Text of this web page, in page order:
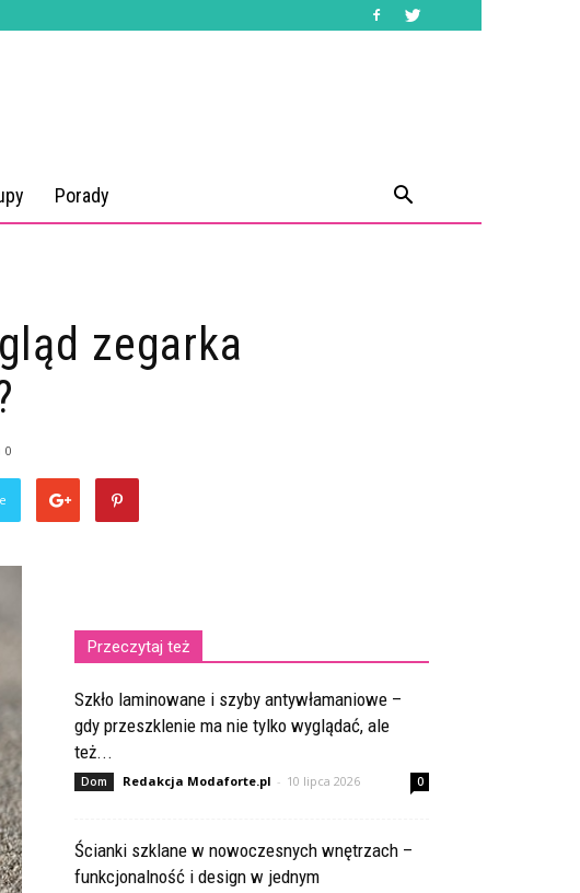
Porady
zegarka
0
Przeczytaj też
Szkło laminowane i szyby antywłamaniowe –
gdy przeszklenie ma nie tylko wyglądać, ale
też...
Dom Redakcja Modaforte.pl - 10 lipca 2026 0
Ścianki szklane w nowoczesnych wnętrzach –
funkcjonalność i design w jednym